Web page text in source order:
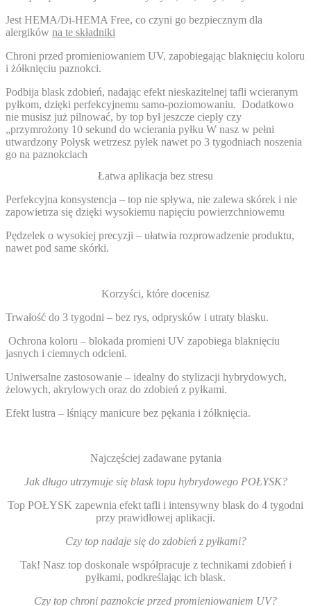
Jest HEMA/Di-HEMA Free, co czyni go bezpiecznym dla
alergików na te składniki
Chroni przed promieniowaniem UV, zapobiegając blaknięciu koloru
i żółknięciu paznokci.
Podbija blask zdobień, nadając efekt nieskazitelnej tafli wcieranym
pyłkom, dzięki perfekcyjnemu samo-poziomowaniu. Dodatkowo
nie musisz już pilnować, by top był jeszcze ciepły czy
„przymrożony 10 sekund do wcierania pyłku W nasz w pełni
utwardzony Połysk wetrzesz pyłek nawet po 3 tygodniach noszenia
go na paznokciach
Łatwa aplikacja bez stresu
Perfekcyjna konsystencja – top nie spływa, nie zalewa skórek i nie
zapowietrza się dzięki wysokiemu napięciu powierzchniowemu
Pędzelek o wysokiej precyzji – ułatwia rozprowadzenie produktu,
nawet pod same skórki.
Korzyści, które docenisz
Trwałość do 3 tygodni – bez rys, odprysków i utraty blasku.
Ochrona koloru – blokada promieni UV zapobiega blaknięciu
jasnych i ciemnych odcieni.
Uniwersalne zastosowanie – idealny do stylizacji hybrydowych,
żelowych, akrylowych oraz do zdobień z pyłkami.
Efekt lustra – lśniący manicure bez pękania i żółknięcia.
Najczęściej zadawane pytania
Jak długo utrzymuje się blask topu hybrydowego POŁYSK?
Top POŁYSK zapewnia efekt tafli i intensywny blask do 4 tygodni
przy prawidłowej aplikacji.
Czy top nadaje się do zdobień z pyłkami?
Tak! Nasz top doskonale współpracuje z technikami zdobień i
pyłkami, podkreślając ich blask.
Czy top chroni paznokcie przed promieniowaniem UV?